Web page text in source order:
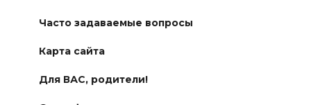
Часто задаваемые вопросы
Карта сайта
Для ВАС, родители!